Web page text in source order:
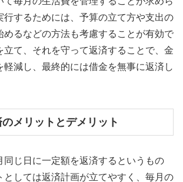
行するためには、予算の立て方や支出の
めるなどの方法も考慮することが有効で
立て、それを守って返済することで、金
軽減し、最終的には借金を無事に返済し
メリットとデメリット
同じ日に一定額を返済するというもの
としては返済計画が立てやすく、毎月の